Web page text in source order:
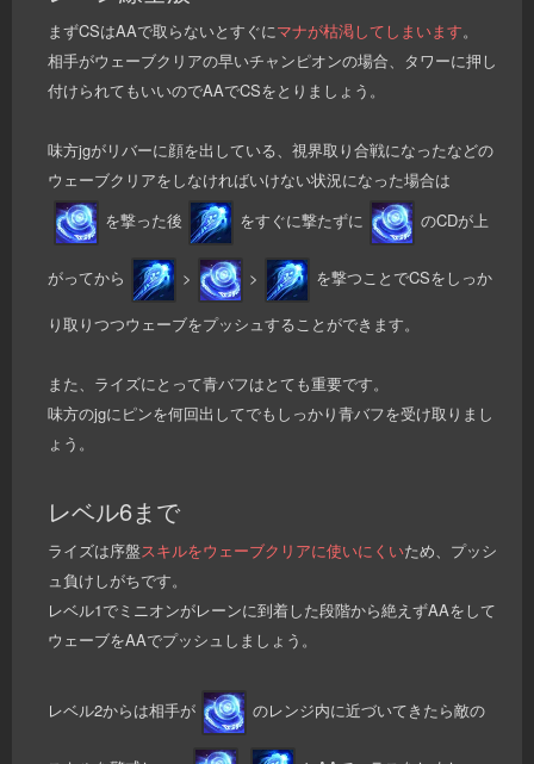
まずCSはAAで取らないとすぐにマナが枯渇してしまいます。
相手がウェーブクリアの早いチャンピオンの場合、タワーに押し
付けられてもいいのでAAでCSをとりましょう。
味方jgがリバーに顔を出している、視界取り合戦になったなどの
ウェーブクリアをしなければいけない状況になった場合は
を撃った後
をすぐに撃たずに のCDが上
がってから > > を撃つことでCSをしっか
り取りつつウェーブをプッシュすることができます。
また、ライズにとって青バフはとても重要です。
味方のjgにピンを何回出してでもしっかり青バフを受け取りまし
ょう。
レベル6まで
ライズは序盤スキルをウェーブクリアに使いにくいため、プッシ
ュ負けしがちです。
レベル1でミニオンがレーンに到着した段階から絶えずAAをして
ウェーブをAAでプッシュしましょう。
レベル2からは相手が のレンジ内に近づいてきたら敵の